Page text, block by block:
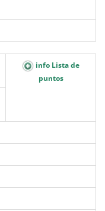
info Lista de
puntos